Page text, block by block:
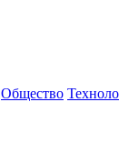
Общество